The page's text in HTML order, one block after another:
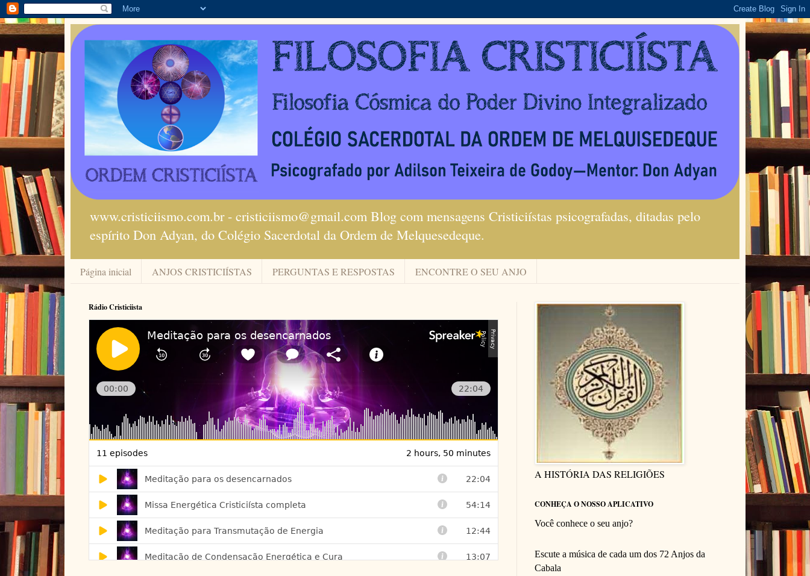
www.cristiciismo.com.br - cristiciismo@gmail.com Blog com mensagens Cristiciístas psicografadas, ditadas pelo
espírito Don Adyan, do Colégio Sacerdotal da Ordem de Melquesedeque.
Página inicial ANJOS CRISTICIÍSTAS PERGUNTAS E RESPOSTAS ENCONTRE O SEU ANJO
Rádio Cristiciista
A HISTÓRIA DAS RELIGIÕES
CONHEÇA O NOSSO APLICATIVO
Você conhece o seu anjo?
Escute a música de cada um dos 72 Anjos da
Cabala